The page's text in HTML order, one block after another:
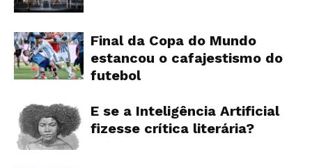
Final da Copa do Mundo
estancou o cafajestismo do
futebol
E se a Inteligência Artificial
fizesse crítica literária?